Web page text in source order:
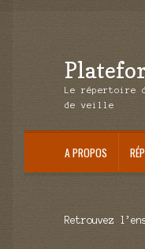
Aller
à
Aller
au
Le répertoire
de veille
A PROPOS
Retrouvez